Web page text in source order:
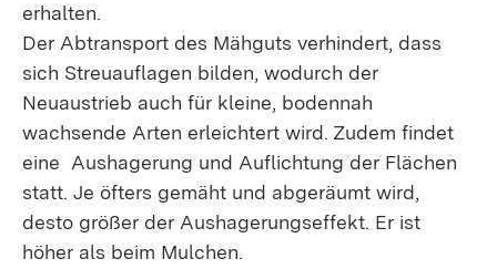
erhalten.
Der Abtransport des Mähguts verhindert, dass
sich Streuauflagen bilden, wodurch der
Neuaustrieb auch für kleine, bodennah
wachsende Arten erleichtert wird. Zudem findet
eine Aushagerung und Auflichtung der Flächen
statt. Je öfters gemäht und abgeräumt wird,
desto größer der Aushagerungseffekt. Er ist
höher als beim Mulchen.